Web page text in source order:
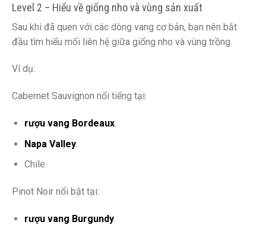
Level 2 – Hiểu về giống nho và vùng sản xuất
Sau khi đã quen với các dòng vang cơ bản, bạn nên bắt
đầu tìm hiểu mối liên hệ giữa giống nho và vùng trồng.
Ví dụ:
Cabernet Sauvignon nổi tiếng tại:
rượu vang Bordeaux.
Napa Valley.
Chile.
Pinot Noir nổi bật tại:
rượu vang Burgundy.